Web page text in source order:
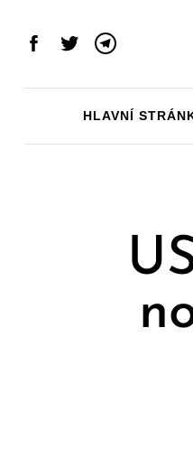
Facebook
TwitterTelegram
HLAVNÍ